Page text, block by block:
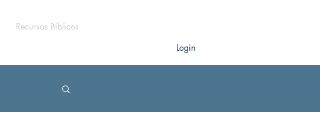
Recursos Bíblicos
Login